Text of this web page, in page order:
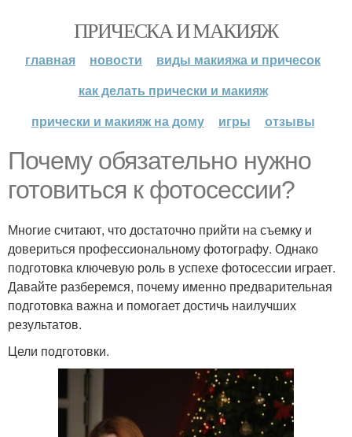
ПРИЧЕСКА И МАКИЯЖ
главная новости
виды макияжа и причесок
как делать прически и макияж
прически и макияж на дому
игры отзывы
Почему обязательно нужно
готовиться к фотосессии?
Многие считают, что достаточно прийти на съемку и
довериться профессиональному фотографу. Однако
подготовка ключевую роль в успехе фотосессии играет.
Давайте разберемся, почему именно предварительная
подготовка важна и помогает достичь наилучших
результатов.
Цели подготовки.